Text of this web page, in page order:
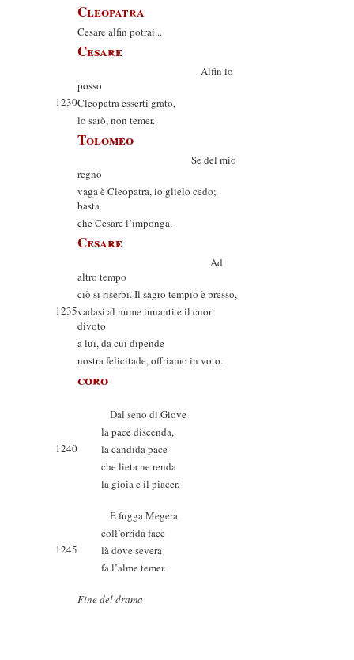
Cleopatra
Cesare alfin potrai...
Cesare
Alfin io
posso
1230Cleopatra esserti grato,
lo sarò, non temer.
Tolomeo
Se del mio
regno
vaga è Cleopatra, io glielo cedo;
basta
che Cesare l’imponga.
Cesare
Ad
altro tempo
ciò si riserbi. Il sagro tempio è presso,
1235vadasi al nume innanti e il cuor
divoto
a lui, da cui dipende
nostra felicitade, offriamo in voto.
coro
Dal seno di Giove
la pace discenda,
1240
la candida pace
che lieta ne renda
la gioia e il piacer.
E fugga Megera
coll’orrida face
1245
là dove severa
fa l’alme temer.
Fine del drama